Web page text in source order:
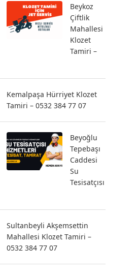
Beykoz
Çiftlik
Mahallesi
Klozet
Tamiri –
Kemalpaşa Hürriyet Klozet
Tamiri – 0532 384 77 07
Beyoğlu
Tepebaşı
Caddesi
Su
Tesisatçısı
Sultanbeyli Akşemsettin
Mahallesi Klozet Tamiri –
0532 384 77 07